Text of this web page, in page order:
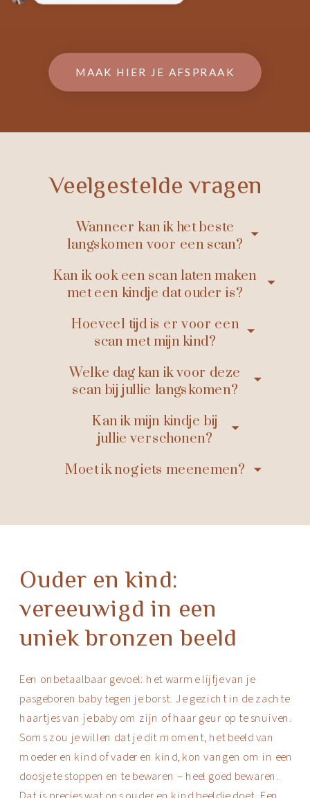
MAAK HIER JE AFSPRAAK
Veelgestelde vragen
Wanneer kan ik het beste
langskomen voor een scan?
Kan ik ook een scan laten maken
met een kindje dat ouder is?
Hoeveel tijd is er voor een
scan met mijn kind?
Welke dag kan ik voor deze
scan bij jullie langskomen?
Kan ik mijn kindje bij
jullie verschonen?
Moet ik nog iets meenemen?
Een onbetaalbaar gevoel: het warme lijfje van je
pasgeboren baby tegen je borst. Je gezicht in de zachte
haartjes van je baby om zijn of haar geur op te snuiven.
Soms zou je willen dat je dit moment, het beeld van
moeder en kind of vader en kind, kon vangen om in een
doosje te stoppen en te bewaren – heel goed bewaren.
Ouder en kind:
vereeuwigd in een
uniek bronzen beeld